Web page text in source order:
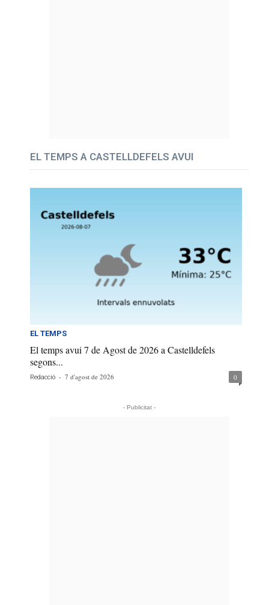
EL TEMPS A CASTELLDEFELS AVUI
EL TEMPS
El temps avui 7 de Agost de 2026 a Castelldefels
segons...
Redacció - 7 d'agost de 2026 0
- Publicitat -